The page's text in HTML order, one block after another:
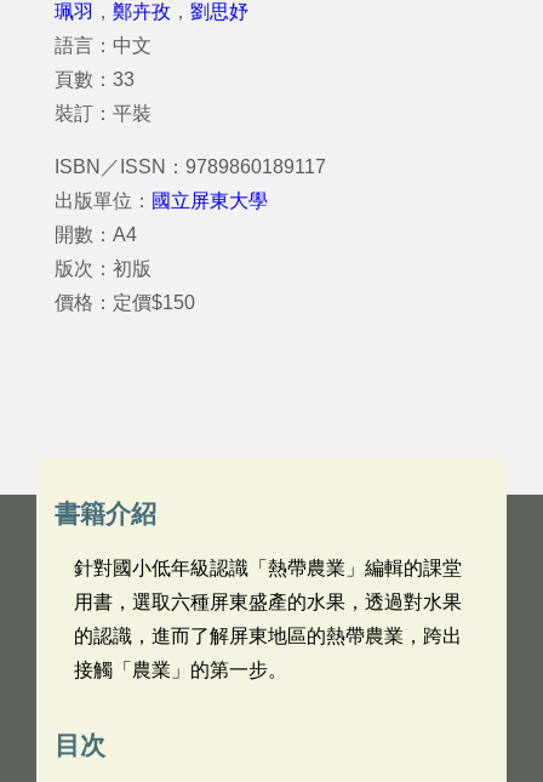
珮羽 ， 鄭卉孜 ， 劉思妤
語言：中文
頁數：33
裝訂：平裝
ISBN／ISSN：9789860189117
出版單位： 國立屏東大學
開數：A4
版次：初版
價格：定價$150
書籍介紹
針對國小低年級認識「熱帶農業」編輯的課堂
用書，選取六種屏東盛產的水果，透過對水果
的認識，進而了解屏東地區的熱帶農業，跨出
接觸「農業」的第一步。
目次